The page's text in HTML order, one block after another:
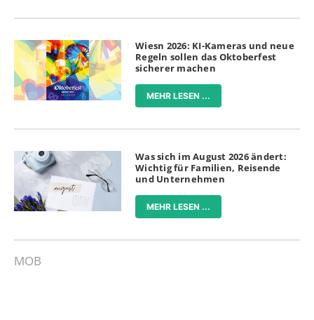
Wiesn 2026: KI-Kameras und neue
Regeln sollen das Oktoberfest
sicherer machen
MEHR LESEN ...
Was sich im August 2026 ändert:
Wichtig für Familien, Reisende
und Unternehmen
MEHR LESEN ...
MOB